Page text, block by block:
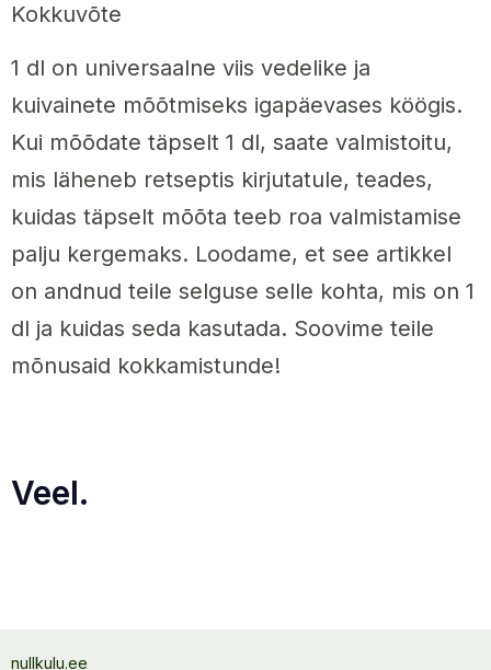
Kokkuvõte
1 dl on universaalne viis vedelike ja
kuivainete mõõtmiseks igapäevases köögis.
Kui mõõdate täpselt 1 dl, saate valmistoitu,
mis läheneb retseptis kirjutatule, teades,
kuidas täpselt mõõta teeb roa valmistamise
palju kergemaks. Loodame, et see artikkel
on andnud teile selguse selle kohta, mis on 1
dl ja kuidas seda kasutada. Soovime teile
mõnusaid kokkamistunde!
Veel.
nullkulu.ee